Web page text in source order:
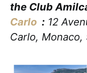
the Club
Carlo : 12
Carlo,